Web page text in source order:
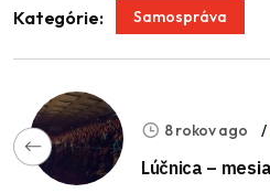
Kategórie: Samospráva
8 rokov ago
Lúčnica –